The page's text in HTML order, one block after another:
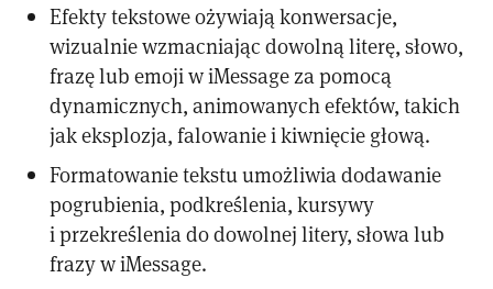
Efekty tekstowe ożywiają konwersacje,
wizualnie wzmacniając dowolną literę, słowo,
frazę lub emoji w iMessage za pomocą
dynamicznych, animowanych efektów, takich
jak eksplozja, falowanie i kiwnięcie głową.
Formatowanie tekstu umożliwia dodawanie
pogrubienia, podkreślenia, kursywy
i przekreślenia do dowolnej litery, słowa lub
frazy w iMessage.